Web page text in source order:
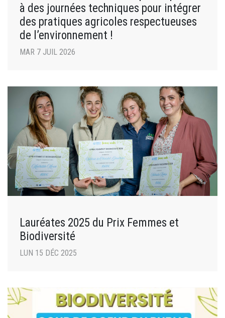
à des journées techniques pour intégrer
des pratiques agricoles respectueuses
de l’environnement !
MAR 7 JUIL 2026
Lauréates 2025 du Prix Femmes et
Biodiversité
LUN 15 DÉC 2025